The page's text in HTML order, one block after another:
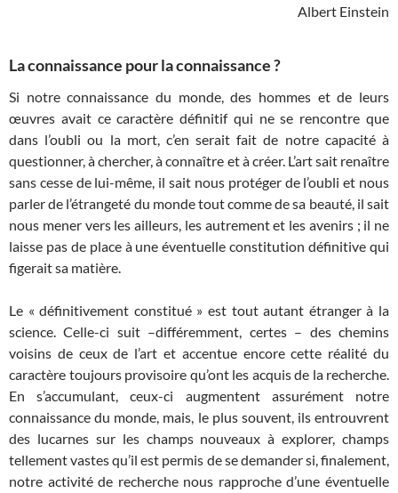
Albert Einstein
La connaissance pour la connaissance ?
Si notre connaissance du monde, des hommes et de leurs
œuvres avait ce caractère définitif qui ne se rencontre que
dans l’oubli ou la mort, c’en serait fait de notre capacité à
questionner, à chercher, à connaître et à créer. L’art sait renaître
sans cesse de lui-même, il sait nous protéger de l’oubli et nous
parler de l’étrangeté du monde tout comme de sa beauté, il sait
nous mener vers les ailleurs, les autrement et les avenirs ; il ne
laisse pas de place à une éventuelle constitution définitive qui
figerait sa matière.
Le « définitivement constitué » est tout autant étranger à la
science. Celle-ci suit –différemment, certes – des chemins
voisins de ceux de l’art et accentue encore cette réalité du
caractère toujours provisoire qu’ont les acquis de la recherche.
En s’accumulant, ceux-ci augmentent assurément notre
connaissance du monde, mais, le plus souvent, ils entrouvrent
des lucarnes sur les champs nouveaux à explorer, champs
tellement vastes qu’il est permis de se demander si, finalement,
notre activité de recherche nous rapproche d’une éventuelle